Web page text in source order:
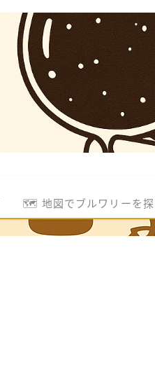
🗺️ 地図でブルワリーを探